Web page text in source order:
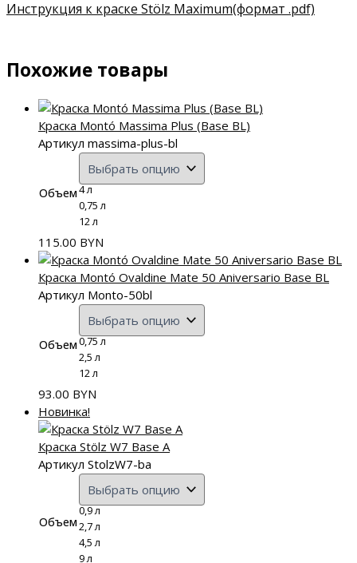
Инструкция к краске Stölz Maximum(формат .pdf)
Похожие товары
Краска Montó Massima Plus (Base BL)
Артикул massima-plus-bl
Объем4 л
0,75 л
12 л
115.00 BYN
Краска Montó Ovaldine Mate 50 Aniversario Base BL
Артикул Monto-50bl
Объем0,75 л
2,5 л
12 л
93.00 BYN
Новинка!
Краска Stölz W7 Base A
Артикул StolzW7-ba
Объем
0,9 л
2,7 л
4,5 л
9 л